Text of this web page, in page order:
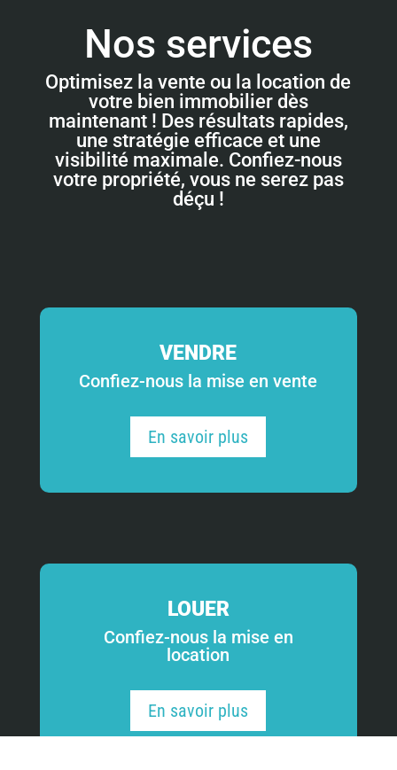
Nos services
Optimisez la vente ou la location de
votre bien immobilier dès
maintenant ! Des résultats rapides,
une stratégie efficace et une
visibilité maximale. Confiez-nous
votre propriété, vous ne serez pas
déçu !
VENDRE
Confiez-nous la mise en vente
En savoir plus
LOUER
Confiez-nous la mise en
location
En savoir plus